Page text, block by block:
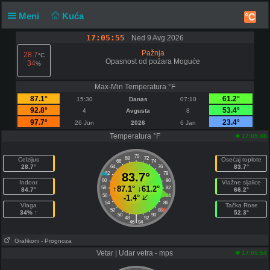
Meni Kuća °C
17:05:55
Ned 9 Avg 2026
28.7°C
34%
Pažnja
Opasnost od požara Moguće
Max-Min Temperatura °F
87.1°
15:30 Danas 07:10
61.2°
92.8°
4 Avgusta 8
53.4°
97.7°
26 Jun 2026 6 Jan
23.4°
Temperatura °F
17:05:48
Celzijus
28.7°
Indoor
84.7°
Vlaga
34% ↑
70
68 72
66
74
64
76
62
78
60
80
58
82
56
84
54
86
52
88
50
90
48 92
|
46 94
83.7°
↑87.1°↓61.2°
-1.4°
Osećaj toplote
83.7°
Vlažne sijalice
66.2°
Tačka Rose
52.3°
Grafikoni - Prognoza
Vetar | Udar vetra - mps 17:05:54